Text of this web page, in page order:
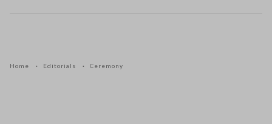
Home Editorials Ceremony